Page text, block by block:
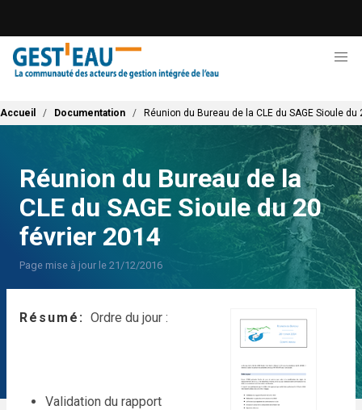
contenu
principal
Fil d'Ariane
Accueil Documentation Réunion du Bureau de la CLE du SAGE Sioule
Réunion du Bureau de la
CLE du SAGE Sioule du 20
février 2014
Page mise à jour le 21/12/2016
Résumé Ordre du jour :
Validation du rapport